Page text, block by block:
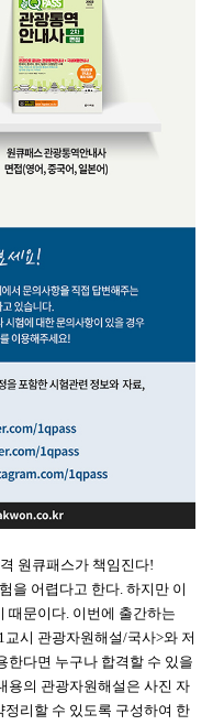
원큐패스가 책임진다!
을 어렵다고 한다. 하지만 이
때문이다. 이번에 출간하는
시 관광자원해설/국사>와 저
한다면 누구나 합격할 수 있을
용의 관광자원해설은 사진 자
리할 수 있도록 구성하여 한